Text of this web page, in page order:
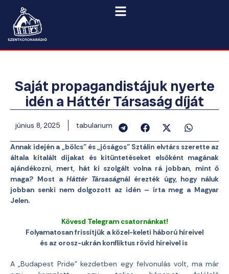
Saját propagandistájuk nyerte
idén a Háttér Társaság díját
június 8, 2025 tabularium
Annak idején a „bölcs” és „jóságos” Sztálin elvtárs szerette az
általa kitalált díjakat és kitüntetéseket elsőként magának
ajándékozni, mert, hát ki szolgált volna rá jobban, mint ő
maga? Most aHáttér Társaságnál érezték úgy, hogy náluk
jobban senki nem dolgozott az idén – írta meg a Magyar
Jelen.
Kövesd Telegram csatornánkat!
Folyamatosan frissítjük a közel-keleti háború híreivel
és az orosz-ukrán konfliktus rövid híreivel is
A „Budapest Pride” kezdetben egy felvonulás volt, ma már